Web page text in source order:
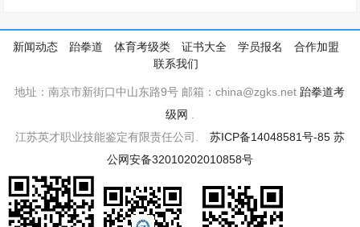
新闻动态 跆拳道 体育考级类 证书大全 学员报名
合作加盟
联系我们
地址：南京市新街口中山东路9号 邮箱：china@zgks.net 跆拳道考
级网
江苏英才职业技能鉴定有限责任公司. 苏ICP备14048581号-85 苏
公网安备32010202010858号